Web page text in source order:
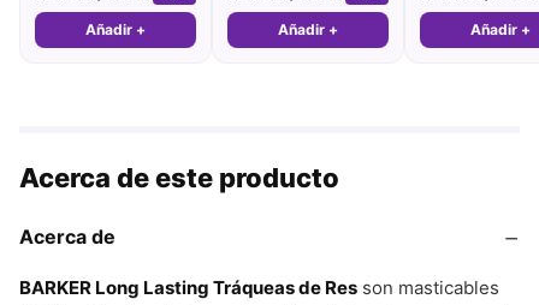
Añadir + Añadir + Añadir +
Acerca de este producto
Acerca de −
BARKER Long Lasting Tráqueas de Res son masticables